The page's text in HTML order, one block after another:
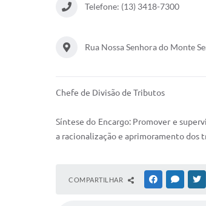
Telefone: (13) 3418-7300
Rua Nossa Senhora do Monte
Chefe de Divisão de Tributos
Síntese do Encargo: Promover e
a racionalização e aprimoramento dos
COMPARTILHAR FACEBOOK